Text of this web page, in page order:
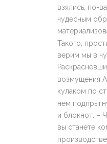
взялись, по-
чудесным
Такого,
верим мы в
возмущения
кулаком по
нем
и блокнот. –
вы станете